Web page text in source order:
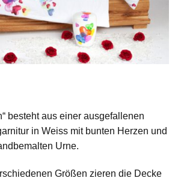
besteht aus einer ausgefallenen
in Weiss mit bunten Herzen und
Urne.
Größen zieren die Decke